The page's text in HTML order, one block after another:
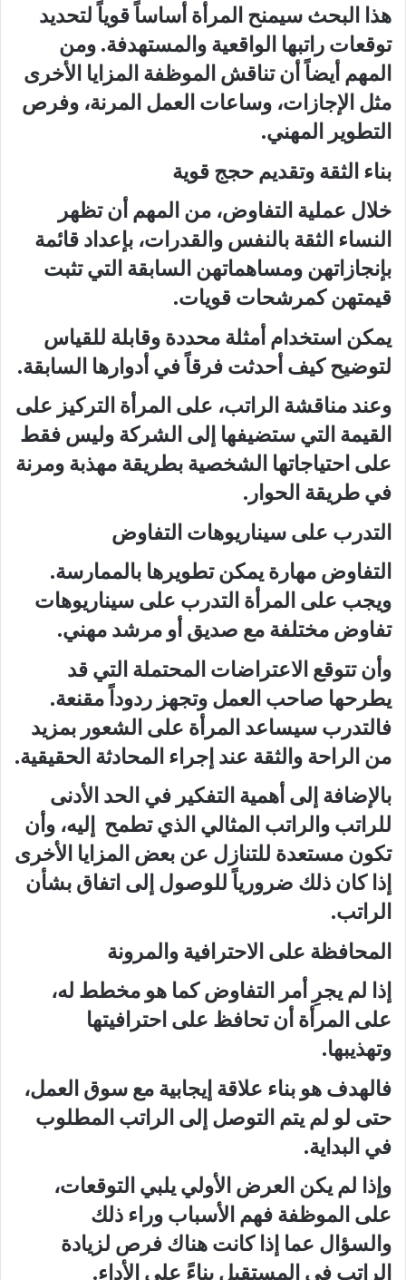
هذا البحث سيمنح المرأة أساساً قوياً لتحديد
توقعات راتبها الواقعية والمستهدفة. ومن
المهم أيضاً أن تناقش الموظفة المزايا الأخرى
مثل الإجازات، وساعات العمل المرنة، وفرص
التطوير المهني.
بناء الثقة وتقديم حجج قوية
خلال عملية التفاوض، من المهم أن تظهر
النساء الثقة بالنفس والقدرات، بإعداد قائمة
بإنجازاتهن ومساهماتهن السابقة التي تثبت
قيمتهن كمرشحات قويات.
يمكن استخدام أمثلة محددة وقابلة للقياس
لتوضيح كيف أحدثت فرقاً في أدوارها السابقة.
وعند مناقشة الراتب، على المرأة التركيز على
القيمة التي ستضيفها إلى الشركة وليس فقط
على احتياجاتها الشخصية بطريقة مهذبة ومرنة
في طريقة الحوار.
التدرب على سيناريوهات التفاوض
التفاوض مهارة يمكن تطويرها بالممارسة.
ويجب على المرأة التدرب على سيناريوهات
تفاوض مختلفة مع صديق أو مرشد مهني.
وأن تتوقع الاعتراضات المحتملة التي قد
يطرحها صاحب العمل وتجهز ردوداً مقنعة.
فالتدرب سيساعد المرأة على الشعور بمزيد
من الراحة والثقة عند إجراء المحادثة الحقيقية.
بالإضافة إلى أهمية التفكير في الحد الأدنى
للراتب والراتب المثالي الذي تطمح إليه، وأن
تكون مستعدة للتنازل عن بعض المزايا الأخرى
إذا كان ذلك ضرورياً للوصول إلى اتفاق بشأن
الراتب.
المحافظة على الاحترافية والمرونة
إذا لم يجرِ أمر التفاوض كما هو مخطط له،
على المرأة أن تحافظ على احترافيتها
وتهذيبها.
فالهدف هو بناء علاقة إيجابية مع سوق العمل،
حتى لو لم يتم التوصل إلى الراتب المطلوب
في البداية.
وإذا لم يكن العرض الأولي يلبي التوقعات،
على الموظفة فهم الأسباب وراء ذلك
والسؤال عما إذا كانت هناك فرص لزيادة
الراتب في المستقبل بناءً على الأداء.